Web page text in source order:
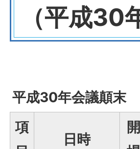
（平成30
平成30年会議顛末
項
日時